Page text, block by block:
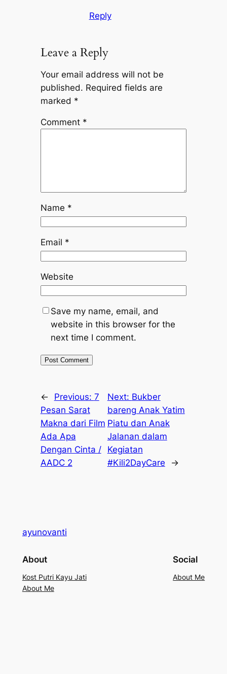
Reply
Leave a Reply
Your email address will not be
published. Required fields are
marked *
Comment *
Name *
Email *
Website
Save my name, email, and
website in this browser for the
next time I comment.
← Previous: 7
Pesan Sarat
Makna dari Film
Ada Apa
Dengan Cinta /
AADC 2
Next: Bukber
bareng Anak Yatim
Piatu dan Anak
Jalanan dalam
Kegiatan
#Kili2DayCare
→
ayunovanti
About
Kost Putri Kayu Jati
About Me
Social
About Me